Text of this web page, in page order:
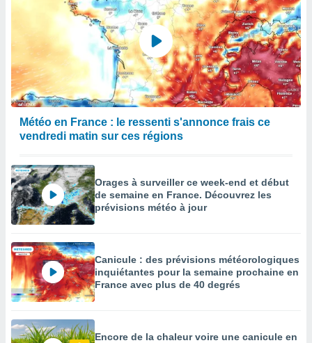
Météo en France : le ressenti s'annonce frais ce
vendredi matin sur ces régions
Orages à surveiller ce week-end et début
de semaine en France. Découvrez les
prévisions météo à jour
Canicule : des prévisions météorologiques
inquiétantes pour la semaine prochaine en
France avec plus de 40 degrés
Encore de la chaleur voire une canicule en